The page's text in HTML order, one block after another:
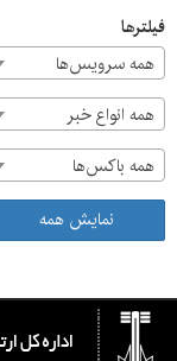
فیلترها
همه سرویس‌ها
همه انواع خبر
همه باکس‌ها
نمایش همه